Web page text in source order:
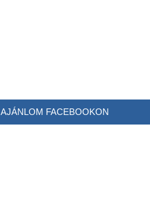
AJÁNLOM FACEBOOKON